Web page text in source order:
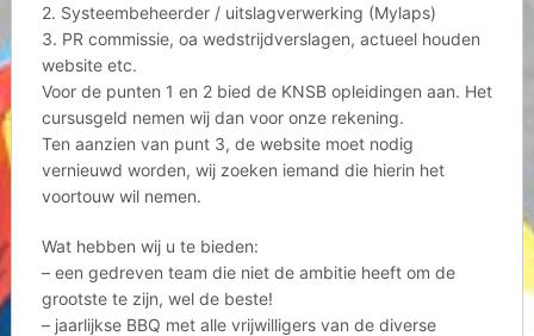
2. Systeembeheerder / uitslagverwerking (Mylaps)
3. PR commissie, oa wedstrijdverslagen, actueel houden
website etc.
Voor de punten 1 en 2 bied de KNSB opleidingen aan. Het
cursusgeld nemen wij dan voor onze rekening.
Ten aanzien van punt 3, de website moet nodig
vernieuwd worden, wij zoeken iemand die hierin het
voortouw wil nemen.
Wat hebben wij u te bieden:
– een gedreven team die niet de ambitie heeft om de
grootste te zijn, wel de beste!
– jaarlijkse BBQ met alle vrijwilligers van de diverse